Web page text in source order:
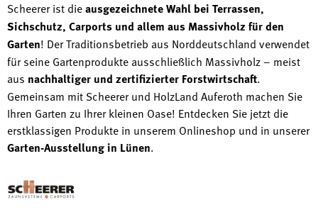
Scheerer ist dieausgezeichnete Wahl bei Terrassen,
Sichschutz, Carports und allem aus Massivholz für den
Garten! Der Traditionsbetrieb aus Norddeutschland verwendet
für seine Gartenprodukte ausschließlich Massivholz – meist
aus nachhaltiger und zertifizierter Forstwirtschaft.
Gemeinsam mit Scheerer und HolzLand Auferoth machen Sie
Ihren Garten zu Ihrer kleinen Oase! Entdecken Sie jetzt die
erstklassigen Produkte in unserem Onlineshop und in unserer
Garten-Ausstellung in Lünen.